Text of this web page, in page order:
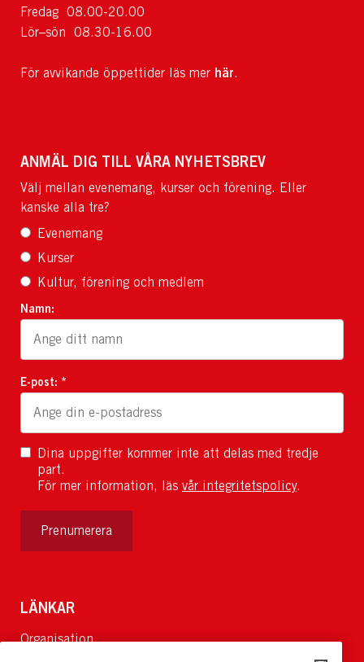
Fredag 08.00-20.00
Lör–sön 08.30-16.00
För avvikande öppettider läs mer här.
ANMÄL DIG TILL VÅRA NYHETSBREV
Välj mellan evenemang, kurser och förening. Eller
kanske alla tre?
Evenemang
Kurser
Kultur, förening och medlem
Namn:
E-post: *
Dina uppgifter kommer inte att delas med tredje
part.
För mer information, läs vår integritetspolicy.
Prenumerera
LÄNKAR
Organisation